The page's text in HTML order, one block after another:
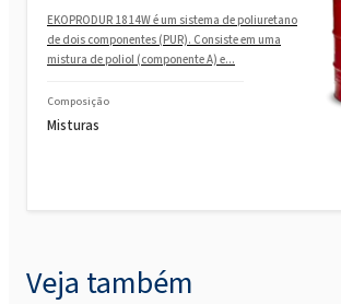
EKOPRODUR 1814W é um sistema de poliuretano
de dois componentes (PUR). Consiste em uma
mistura de poliol (componente A) e...
Composição
Misturas
Veja também